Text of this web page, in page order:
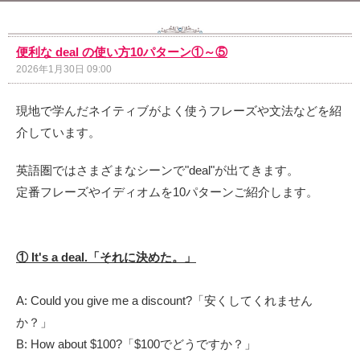
便利な deal の使い方10パターン①～⑤
2026年1月30日 09:00
現地で学んだネイティブがよく使うフレーズや文法などを紹
介しています。
英語圏ではさまざまなシーンで"deal"が出てきます。
定番フレーズやイディオムを10パターンご紹介します。
① It's a deal.「それに決めた。」
A: Could you give me a discount?「安くしてくれません
か？」
B: How about $100?「$100でどうですか？」